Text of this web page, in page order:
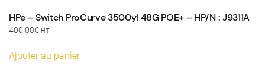
HPe – Switch ProCurve 3500yl 48G POE+ – HP/N : J9311A
400,00€ HT
Ajouter au panier